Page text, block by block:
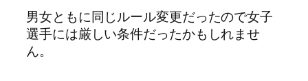
男女ともに同じルール変更だったので女子
選手には厳しい条件だったかもしれませ
ん。